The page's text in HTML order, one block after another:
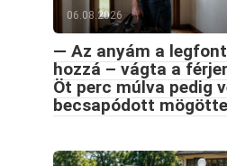
06.08.2026
— Az anyám a
hozzá – vágta a
Öt perc múlva pedig
becsapódott